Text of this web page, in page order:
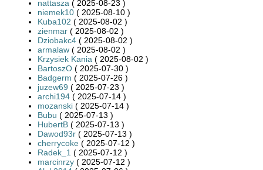
nattasza ( 2025-08-23 )
niemek10 ( 2025-08-10 )
Kuba102 ( 2025-08-02 )
zienmar ( 2025-08-02 )
Dziobakc4 ( 2025-08-02 )
armalaw ( 2025-08-02 )
Krzysiek Kania ( 2025-08-02 )
BartoszO ( 2025-07-30 )
Badgerm ( 2025-07-26 )
juzew69 ( 2025-07-23 )
archi194 ( 2025-07-14 )
mozanski ( 2025-07-14 )
Bubu ( 2025-07-13 )
HubertB ( 2025-07-13 )
Dawod93r ( 2025-07-13 )
cherrycoke ( 2025-07-12 )
Radek_1 ( 2025-07-12 )
marcinrzy ( 2025-07-12 )